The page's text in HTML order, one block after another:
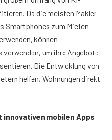
Da die meisten Makler
Smartphones zum Mieten
können
um ihre Angebote
Die Entwicklung von
helfen, Wohnungen direkt
innovativen mobilen Apps